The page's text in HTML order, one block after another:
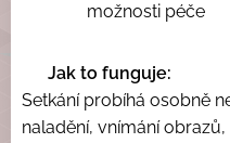
možnosti péče
Jak to funguje:
Setkání probíhá osobně
naladění, vnímání